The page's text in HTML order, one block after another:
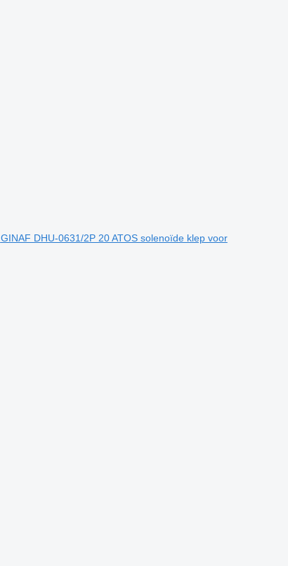
GINAF DHU-0631/2P 20 ATOS solenoïde klep voor